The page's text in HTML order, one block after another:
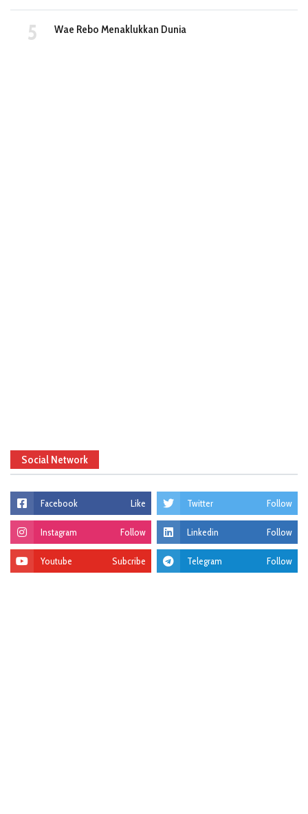
Wae Rebo Menaklukkan Dunia
Social Network
Facebook Like Twitter Follow
Instagram Follow Linkedin Follow
Youtube Subcribe Telegram Follow